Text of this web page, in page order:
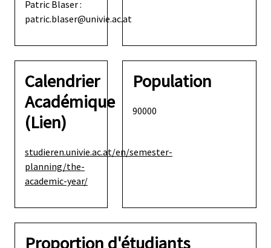
Patric Blaser :
patric.blaser@univie.ac.at
Calendrier
Académique
(Lien)
studieren.univie.ac.at/en/semester-
planning/the-
academic-year/
Population
90000
Proportion d'étudiants